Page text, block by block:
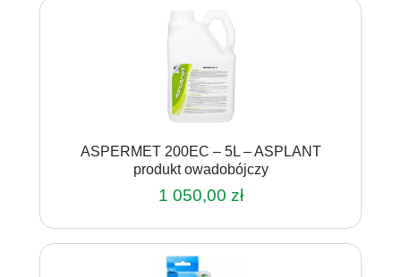
ASPERMET 200EC – 5L – ASPLANT
produkt owadobójczy
1 050,00 zł